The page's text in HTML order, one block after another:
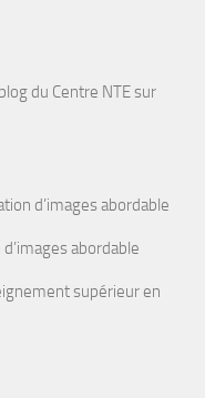
du Centre NTEsur
d’images abordable
abordable
supérieur en